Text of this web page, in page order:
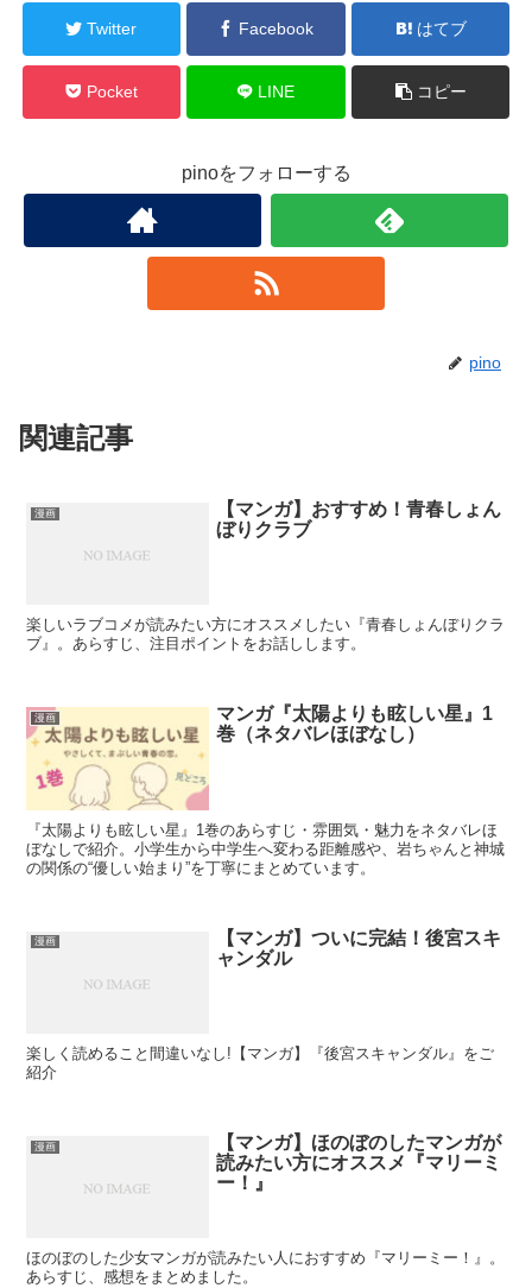
Twitter Facebook はてブ
Pocket LINE コピー
pinoをフォローする
pino
関連記事
漫画
【マンガ】おすすめ！青春しょん
ぼりクラブ
楽しいラブコメが読みたい方にオススメしたい『青春しょんぼりクラ
ブ』。あらすじ、注目ポイントをお話しします。
漫画
マンガ『太陽よりも眩しい星』1
巻（ネタバレほぼなし）
『太陽よりも眩しい星』1巻のあらすじ・雰囲気・魅力をネタバレほ
ぼなしで紹介。小学生から中学生へ変わる距離感や、岩ちゃんと神城
の関係の“優しい始まり”を丁寧にまとめています。
漫画
【マンガ】ついに完結！後宮スキ
ャンダル
楽しく読めること間違いなし!【マンガ】『後宮スキャンダル』をご
紹介
漫画
【マンガ】ほのぼのしたマンガが
読みたい方にオススメ『マリーミ
ー！』
ほのぼのした少女マンガが読みたい人におすすめ『マリーミー！』。
あらすじ、感想をまとめました。